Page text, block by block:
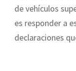
de vehículos
es responder a
declaraciones